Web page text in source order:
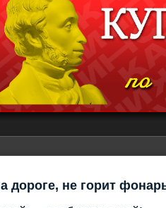
дороге, не горит